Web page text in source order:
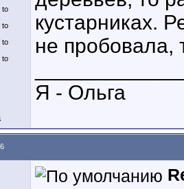
кустарниках.
не пробовала,
Я - Ольга